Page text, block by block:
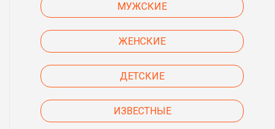
МУЖСКИЕ
ЖЕНСКИЕ
ДЕТСКИЕ
ИЗВЕСТНЫЕ